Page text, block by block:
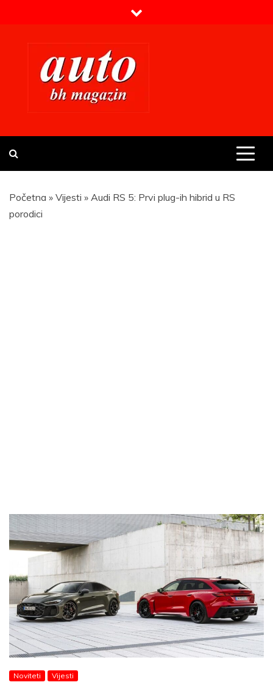
Prvi BH auto magazin
Početna » Vijesti » Audi RS 5: Prvi plug-ih hibrid u RS
porodici
Noviteti Vijesti